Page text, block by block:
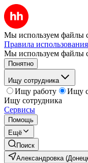
Мы используем файлы
Правила
Мы используем файлы
Понятно
Ищу сотрудника
Ищу работу
Ищу
Ищу сотрудника
Сервисы
Помощь
Ещё
Поиск
Александровка